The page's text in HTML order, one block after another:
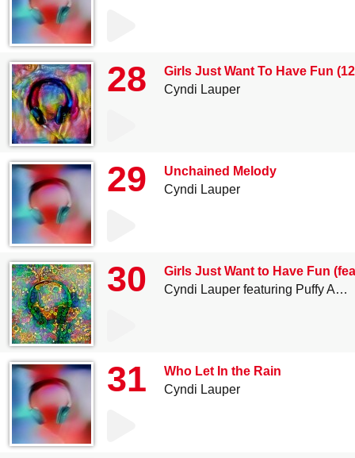
28
Girls Just Want To Have Fun
Cyndi Lauper
29
Unchained Melody
Cyndi Lauper
30
Girls Just Want to Have Fun
Cyndi Lauper featuring Puffy AmiYumi
31
Who Let In the Rain
Cyndi Lauper